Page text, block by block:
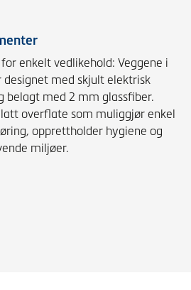
enkelt vedlikehold: Veggene i
designet med skjult elektrisk
belagt med 2 mm glassfiber.
overflate som muliggjør enkel
opprettholder hygiene og
miljøer.